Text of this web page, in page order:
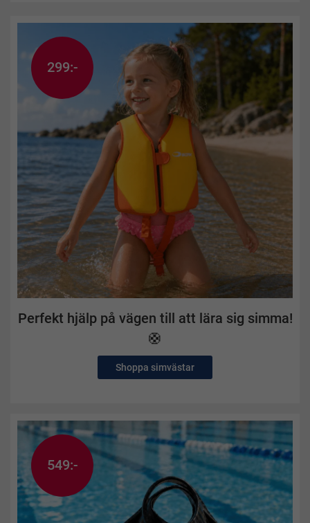
299:-
Perfekt hjälp på vägen till att lära sig simma!
🛟
Shoppa simvästar
549:-